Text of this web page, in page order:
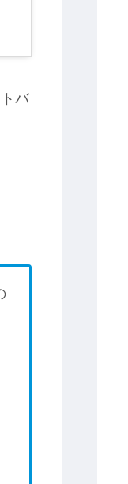
バ